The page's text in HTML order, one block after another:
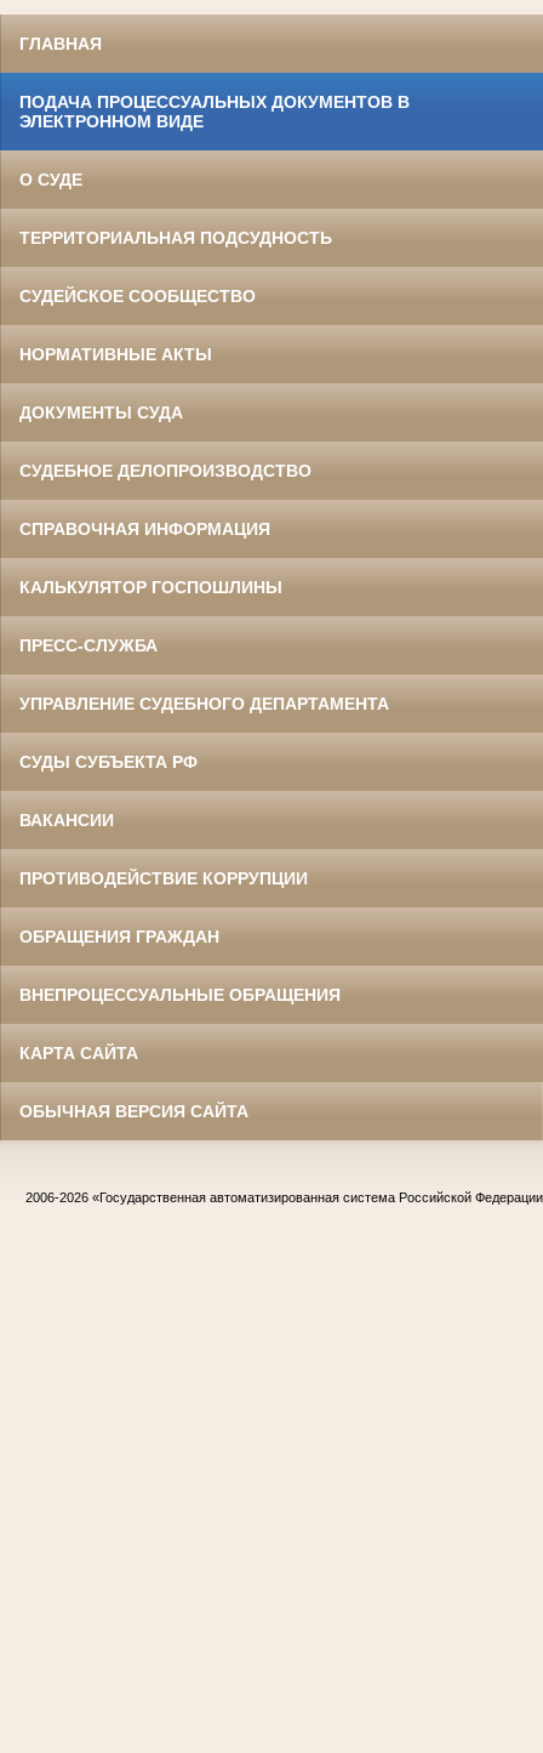
ГЛАВНАЯ
ПОДАЧА ПРОЦЕССУАЛЬНЫХ ДОКУМЕНТОВ В
ЭЛЕКТРОННОМ ВИДЕ
О СУДЕ
ТЕРРИТОРИАЛЬНАЯ ПОДСУДНОСТЬ
СУДЕЙСКОЕ СООБЩЕСТВО
НОРМАТИВНЫЕ АКТЫ
ДОКУМЕНТЫ СУДА
СУДЕБНОЕ ДЕЛОПРОИЗВОДСТВО
СПРАВОЧНАЯ ИНФОРМАЦИЯ
КАЛЬКУЛЯТОР ГОСПОШЛИНЫ
ПРЕСС-СЛУЖБА
УПРАВЛЕНИЕ СУДЕБНОГО ДЕПАРТАМЕНТА
СУДЫ СУБЪЕКТА РФ
ВАКАНСИИ
ПРОТИВОДЕЙСТВИЕ КОРРУПЦИИ
ОБРАЩЕНИЯ ГРАЖДАН
ВНЕПРОЦЕССУАЛЬНЫЕ ОБРАЩЕНИЯ
КАРТА САЙТА
ОБЫЧНАЯ ВЕРСИЯ САЙТА
2006-2026 «Государственная автоматизированная система Российской